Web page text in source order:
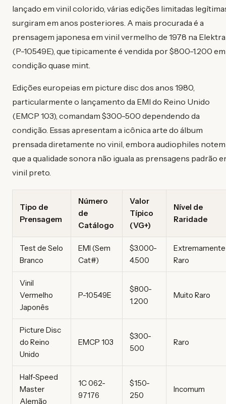
lançado em vinil colorido, várias edições limitadas
surgiram em anos posteriores. A mais procurada é a
prensagem japonesa em vinil vermelho de 1978 na Elektra
(P-10549E), que tipicamente é vendida por $800-1.200 em
condição quase mint.
Edições europeias em picture disc dos anos 1980,
particularmente o lançamento da EMI do Reino Unido
(EMCP 103), comandam $300-500 dependendo da
condição. Essas apresentam a icônica arte do álbum
prensada diretamente no vinil, embora audiophiles notem
que a qualidade sonora não iguala as prensagens padrão
vinil preto.
Tipo de
Prensagem
Número
de
Catálogo
Valor
Típico
(VG+)
Nível de
Raridade
Test de Selo
Branco
EMI (Sem
Cat#)
$3.000-
4.500
Extremamente
Raro
Vinil
Vermelho
Japonês
P-10549E
$800-
1.200
Muito Raro
Picture Disc
do Reino
Unido
EMCP 103
$300-
500
Raro
Half-Speed
Master
Alemão
1C 062-
97176
$150-
250
Incomum